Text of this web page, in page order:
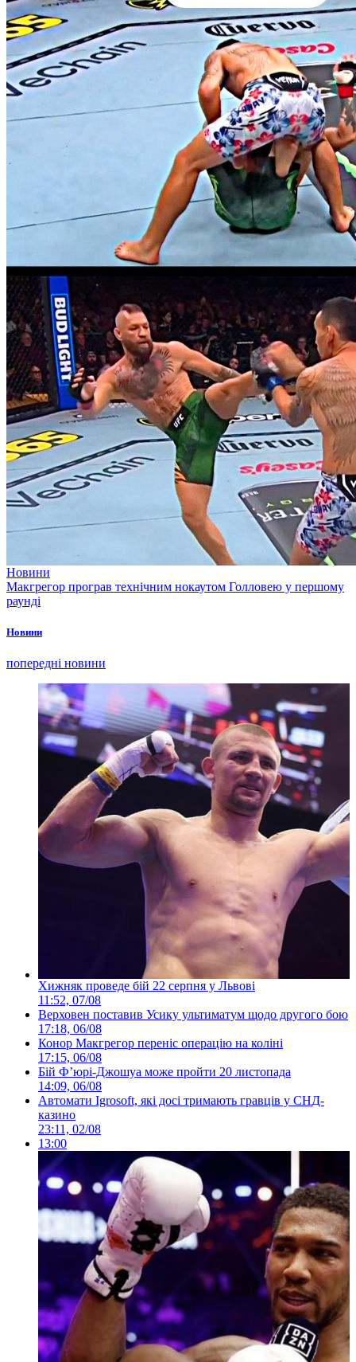
Новини
Макгрегор програв технічним нокаутом Голловею у першому
раунді
Новини
попередні новини
Хижняк проведе бій 22 серпня у Львові
11:52, 07/08
Верховен поставив Усику ультиматум щодо другого бою
17:18, 06/08
Конор Макгрегор переніс операцію на коліні
17:15, 06/08
Бій Ф’юрі-Джошуа може пройти 20 листопада
14:09, 06/08
Автомати Igrosoft, які досі тримають гравців у СНД-
казино
23:11, 02/08
13:00